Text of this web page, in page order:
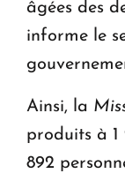
âgées des
informe le
Ainsi, la
produits à 1
892